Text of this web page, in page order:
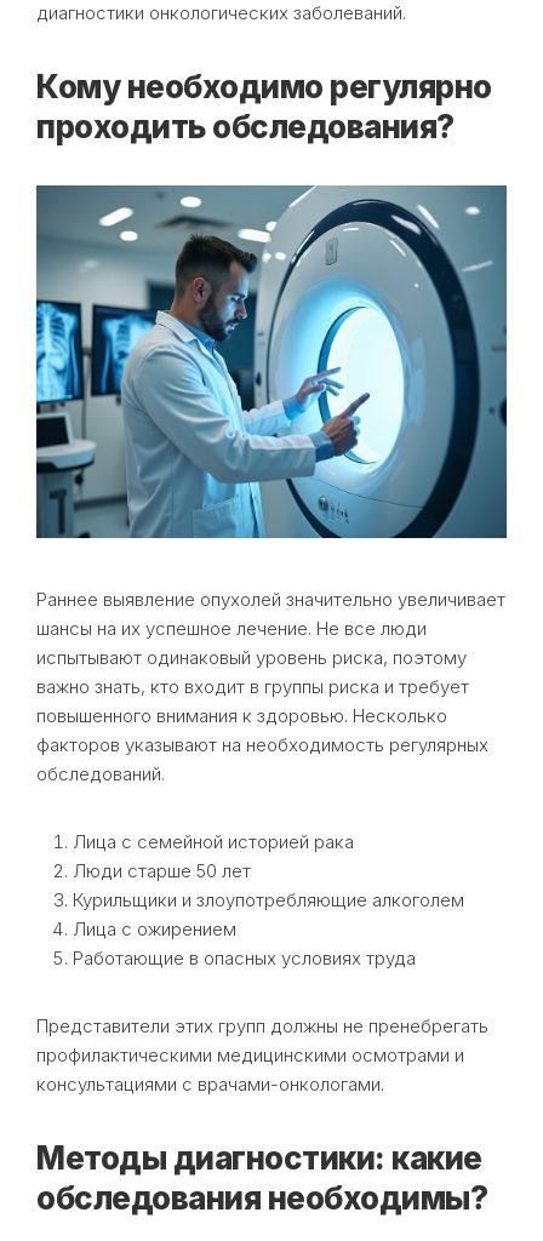
диагностики онкологических заболеваний.
Кому необходимо регулярно
проходить обследования?
Раннее выявление опухолей значительно увеличивает
шансы на их успешное лечение. Не все люди
испытывают одинаковый уровень риска, поэтому
важно знать, кто входит в группы риска и требует
повышенного внимания к здоровью. Несколько
факторов указывают на необходимость регулярных
обследований.
Лица с семейной историей рака
Люди старше 50 лет
Курильщики и злоупотребляющие алкоголем
Лица с ожирением
Работающие в опасных условиях труда
Представители этих групп должны не пренебрегать
профилактическими медицинскими осмотрами и
консультациями с врачами-онкологами.
Методы диагностики: какие
обследования необходимы?